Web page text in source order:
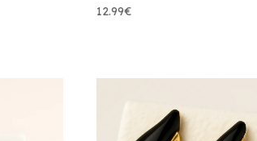
12.99€